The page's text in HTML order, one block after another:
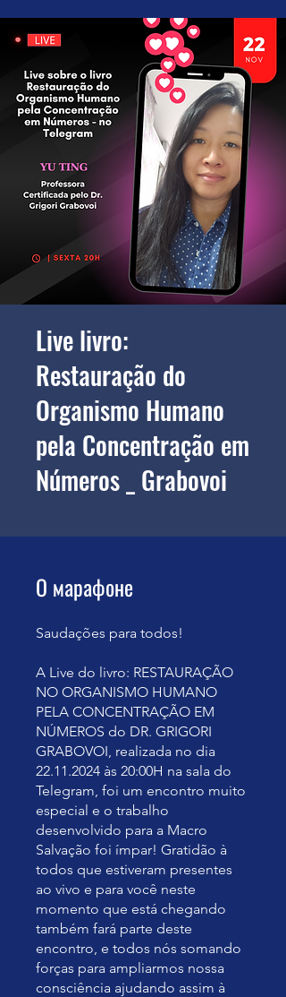
Live livro:
Restauração do
Organismo Humano
pela Concentração em
Números _ Grabovoi
О марафоне
Saudações para todos!
A Live do livro: RESTAURAÇÃO
NO ORGANISMO HUMANO
PELA CONCENTRAÇÃO EM
NÚMEROS do DR. GRIGORI
GRABOVOI, realizada no dia
22.11.2024 às 20:00H na sala do
Telegram, foi um encontro muito
especial e o trabalho
desenvolvido para a Macro
Salvação foi ímpar! Gratidão à
todos que estiveram presentes
ao vivo e para você neste
momento que está chegando
também fará parte deste
encontro, e todos nós somando
forças para ampliarmos nossa
consciência ajudando assim à